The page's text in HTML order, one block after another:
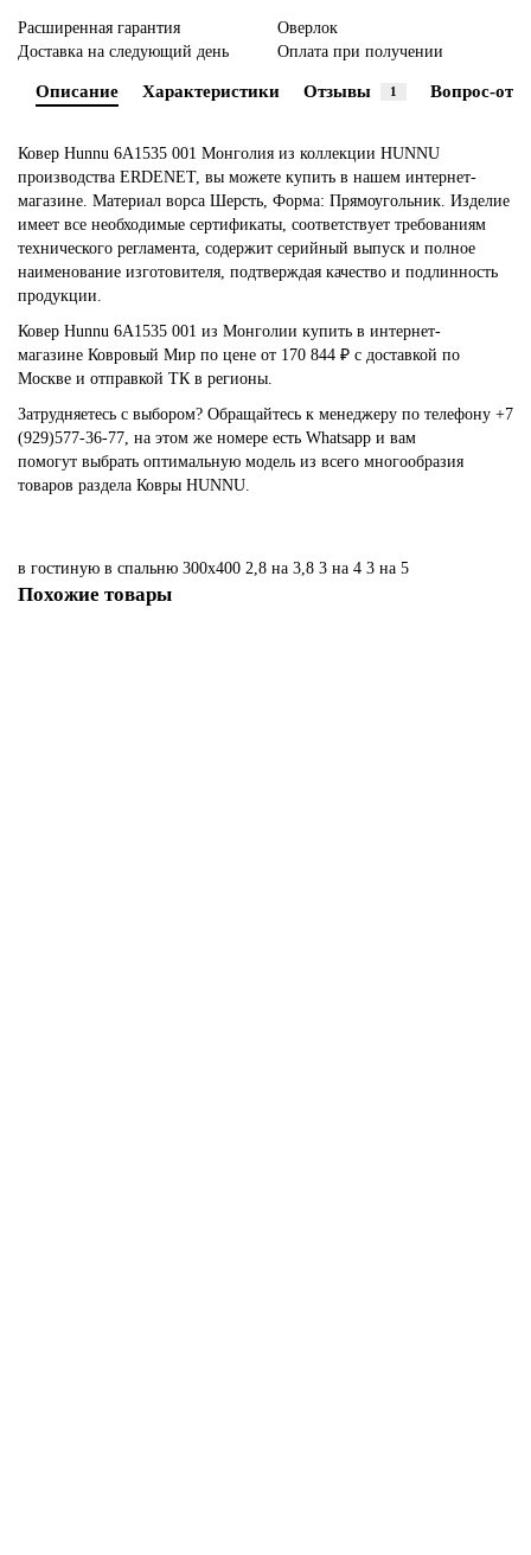
Расширенная гарантия
Оверлок
Доставка на следующий день
Оплата при получении
Описание Характеристики Отзывы 1 Вопрос-
Ковер Hunnu 6A1535 001 Монголия из коллекции HUNNU
производства ERDENET, вы можете купить в нашем интернет-
магазине. Материал ворса Шерсть, Форма: Прямоугольник. Изделие
имеет все необходимые сертификаты, соответствует требованиям
технического регламента, содержит серийный выпуск и полное
наименование изготовителя, подтверждая качество и подлинность
продукции.
Ковер Hunnu 6A1535 001 из Монголии купить в интернет-
магазине Ковровый Мир по цене от 170 844 ₽ с доставкой по
Москве и отправкой ТК в регионы.
Затрудняетесь с выбором? Обращайтесь к менеджеру по телефону +7
(929)577-36-77, на этом же номере есть Whatsapp и вам
помогут выбрать оптимальную модель из всего многообразия
товаров раздела Ковры HUNNU.
в гостиную в спальню 300х400 2,8 на 3,8 3 на 4 3 на 5
Похожие товары